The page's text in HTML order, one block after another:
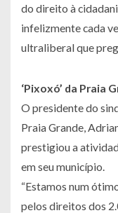
do direito à
infelizmente cada
ultraliberal que
‘Pixoxó’ da Praia
O presidente do
Praia Grande,
prestigiou a
em seu município.
“Estamos num
pelos direitos dos